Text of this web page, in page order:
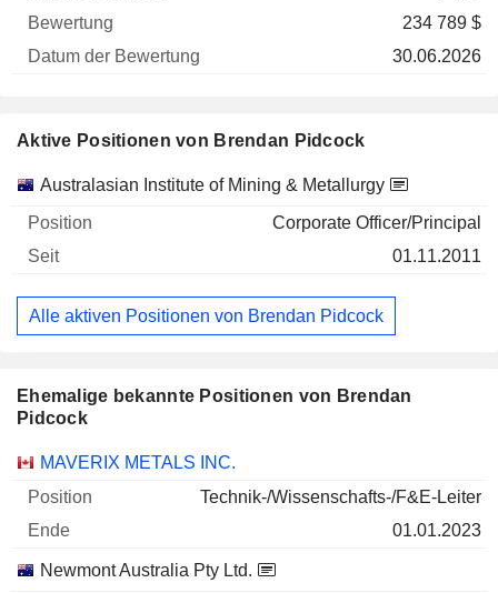
234 789 $
30.06.2026
Aktive Positionen von Brendan Pidcock
Unternehmen Position Beginn
Australasian Institute of Mining & Metallurgy
Corporate Officer/Principal
01.11.2011
Alle aktiven Positionen von Brendan Pidcock
Ehemalige bekannte Positionen von Brendan
Pidcock
Unternehmen Position Ende
MAVERIX METALS INC.
Technik-/Wissenschafts-/F&E-Leiter
01.01.2023
Newmont Australia Pty Ltd.